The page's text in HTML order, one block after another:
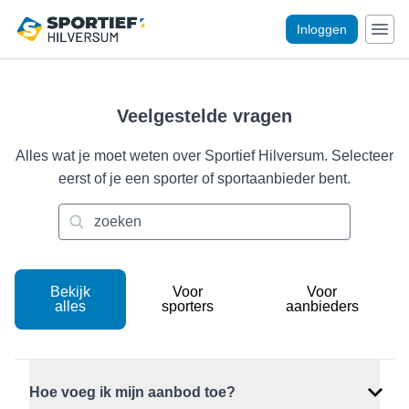
Inloggen
Veelgestelde vragen
Alles wat je moet weten over Sportief Hilversum. Selecteer
eerst of je een sporter of sportaanbieder bent.
Bekijk
alles
Voor
sporters
Voor
aanbieders
Hoe voeg ik mijn aanbod toe?